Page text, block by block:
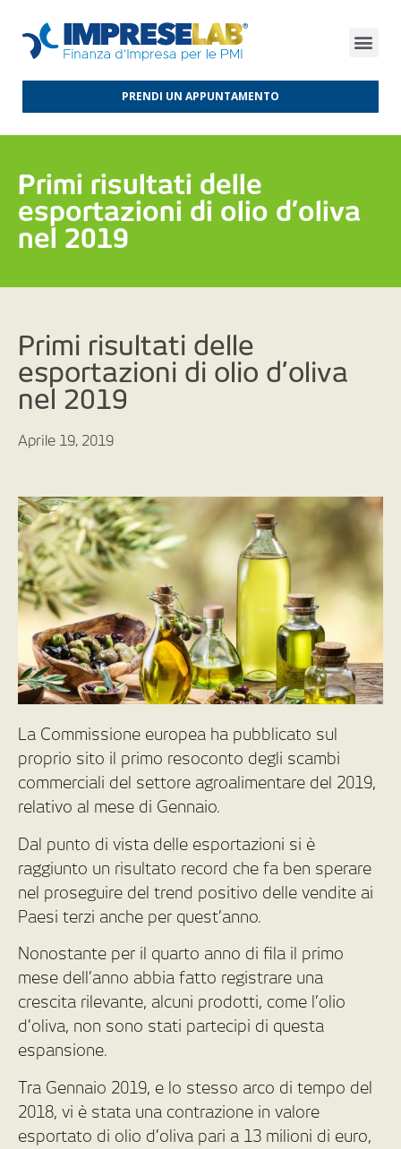
PRENDI UN APPUNTAMENTO
Primi risultati delle
esportazioni di olio d’oliva
nel 2019
Primi risultati delle
esportazioni di olio d’oliva
nel 2019
Aprile 19, 2019
La Commissione europea ha pubblicato sul
proprio sito il primo resoconto degli scambi
commerciali del settore agroalimentare del 2019,
relativo al mese di Gennaio.
Dal punto di vista delle esportazioni si è
raggiunto un risultato record che fa ben sperare
nel proseguire del trend positivo delle vendite ai
Paesi terzi anche per quest’anno.
Nonostante per il quarto anno di fila il primo
mese dell’anno abbia fatto registrare una
crescita rilevante, alcuni prodotti, come l’olio
d’oliva, non sono stati partecipi di questa
espansione.
Tra Gennaio 2019, e lo stesso arco di tempo del
2018, vi è stata una contrazione in valore
esportato di olio d’oliva pari a 13 milioni di euro,